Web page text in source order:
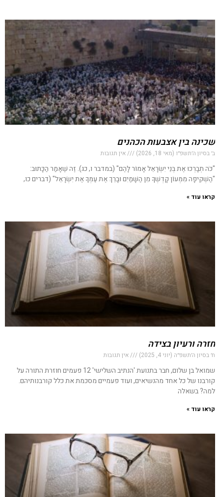
שכינה בין אצבעות הכהנים
ב׳ בסיון ה׳תשפ״ו (מאי 18, 2026) אין תגובות
"כֹּה תְבָרְכוּ אֶת בְּנֵי יִשְׂרָאֵל אָמוֹר לָהֶם" (במדבר ו, כג). זֶה שֶׁאָמַר הַכָּתוּב:
"הַשְׁקִיפָה מִמְּעוֹן קָדְשְׁךָ מִן הַשָּׁמַיִם וּבָרֵךְ אֶת עַמְּךָ אֶת יִשְׂרָאֵל" (דברים כו,
קראו עוד »
חזרה ורעיון בצידה
ח׳ בסיון ה׳תשפ״ה (יוני 4, 2025) אין תגובות
שמואל בן שלום, חבר בתנועת 'הנתיב השלישי' 12 פעמים חוזרת התורה על
קורבנו של כל אחד מהנשיאים, ועוד פעמיים מסכמת את כלל קורבנותיהם.
למה? בשאלה
קראו עוד »